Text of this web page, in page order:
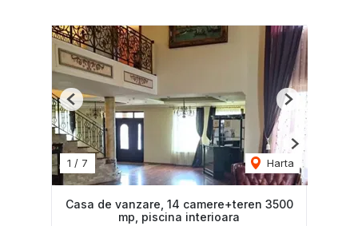
1 / 7 Harta
Previous Next
Casa de vanzare, 14 camere+teren 3500
mp, piscina interioara